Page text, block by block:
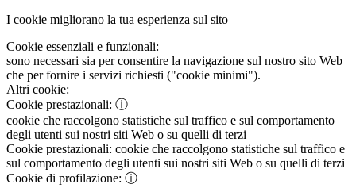
I cookie migliorano la tua esperienza sul sito
Cookie essenziali e funzionali:
sono necessari sia per consentire la navigazione sul nostro sito Web
che per fornire i servizi richiesti ("cookie minimi").
Altri cookie:
Cookie prestazionali: ⓘ
cookie che raccolgono statistiche sul traffico e sul comportamento
degli utenti sui nostri siti Web o su quelli di terzi
Cookie prestazionali: cookie che raccolgono statistiche sul traffico e
sul comportamento degli utenti sui nostri siti Web o su quelli di terzi
Cookie di profilazione: ⓘ